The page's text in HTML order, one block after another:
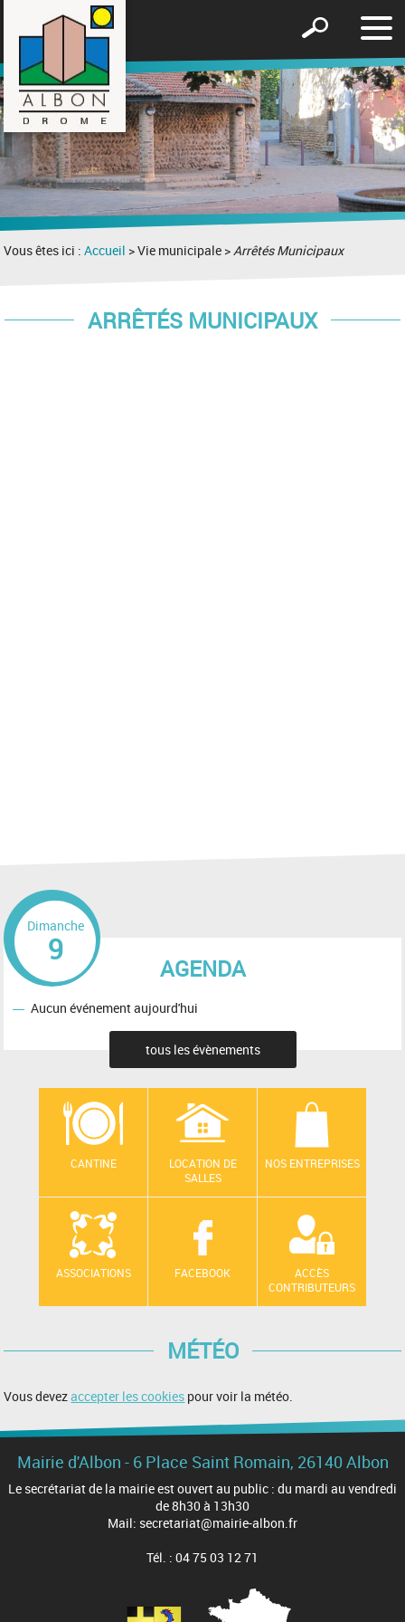
le
Afficher
formulaire
de
recherche
Vous êtes ici :Accueil > Vie municipale >Arrêtés Municipaux
ARRÊTÉS MUNICIPAUX
AGENDA
Dimanche
9
Aucun événement aujourd'hui
tous les évènements
CANTINE
LOCATION DE
SALLES
NOS ENTREPRISES
ASSOCIATIONS FACEBOOK
ACCÈS
CONTRIBUTEURS
MÉTÉO
Vous devezaccepter les cookies pour voir la météo.
Mairie d'Albon - 6 Place Saint Romain, 26140 Albon
Le secrétariat de la mairie est ouvert au public : du mardi au vendredi
de 8h30 à 13h30
Mail: secretariat@mairie-albon.fr
Tél. : 04 75 03 12 71